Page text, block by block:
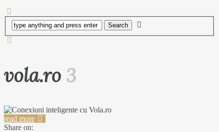
vola.ro 3
read more
Share on: